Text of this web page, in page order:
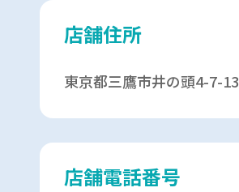
店舗住所
東京都三鷹市井の頭4-7-13
店舗電話番号